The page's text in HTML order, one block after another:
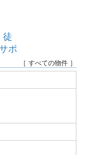
徒
ポ
［ すべての物件 ］